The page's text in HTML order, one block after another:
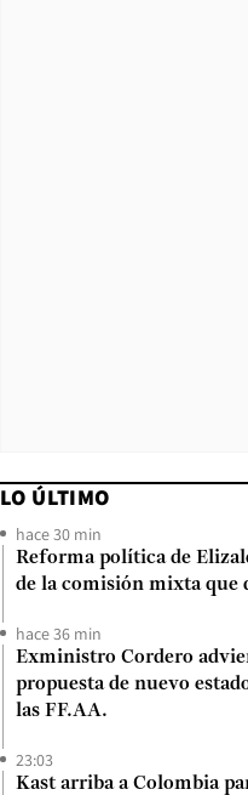
LO ÚLTIMO
hace 30 min
Reforma política de
de la comisión mixta que
hace 36 min
Exministro Cordero
propuesta de nuevo
las FF.AA.
23:03
Kast arriba a Colombia